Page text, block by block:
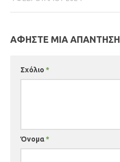
ΑΦΉΣΤΕ ΜΙΑ ΑΠΆΝΤΗΣΗ
Σχόλιο *
Όνομα*